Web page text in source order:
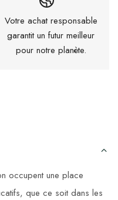
Votre achat responsable
garantit un futur meilleur
pour notre planète.
occupent une place
que ce soit dans les